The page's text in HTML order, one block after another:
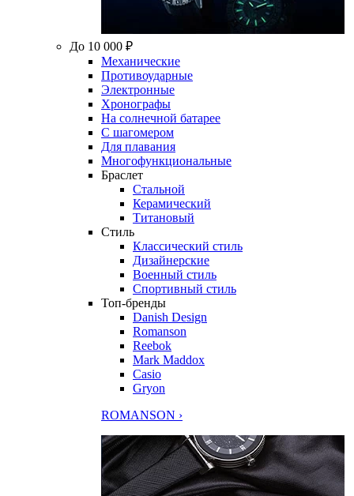
До 10 000 ₽
Механические
Противоударные
Электронные
Хронографы
На солнечной батарее
С шагомером
Для плавания
Многофункциональные
Браслет
Стальной
Керамический
Титановый
Стиль
Классический стиль
Дизайнерские
Военный стиль
Спортивный стиль
Топ-бренды
Danish Design
Romanson
Reebok
Mark Maddox
Casio
Gryon
ROMANSON ›